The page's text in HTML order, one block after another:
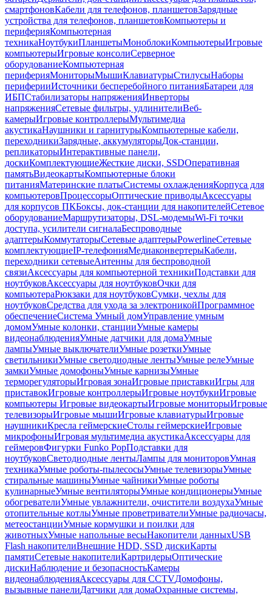
смартфоновКабели для телефонов, планшетовЗарядные
устройства для телефонов, планшетовКомпьютеры и
периферияКомпьютерная
техникаНоутбукиПланшетыМоноблокиКомпьютерыИгровые
компьютерыИгровые консолиСерверное
оборудованиеКомпьютерная
периферияМониторыМышиКлавиатурыСтилусыНаборы
периферииИсточники бесперебойного питанияБатареи для
ИБПСтабилизаторы напряженияИнверторы
напряженияСетевые фильтры, удлинителиВеб-
камерыИгровые контроллерыМультимедиа
акустикаНаушники и гарнитурыКомпьютерные кабели,
переходникиЗарядные, аккумуляторыДок-станции,
репликаторыИнтерактивные панели,
доскиКомплектующиеЖесткие диски, SSDОперативная
памятьВидеокартыКомпьютерные блоки
питанияМатеринские платыСистемы охлажденияКорпуса для
компьютеровПроцессорыОптические приводыАксессуары
для корпусов ПКБоксы, док-станции для накопителейСетевое
оборудованиеМаршрутизаторы, DSL-модемыWi-Fi точки
доступа, усилители сигналаБеспроводные
адаптерыКоммутаторыСетевые адаптерыPowerlineСетевые
комплектующиеIP-телефонияМедиаконвертерыКабели,
переходники сетевыеАнтенны для беспроводной
связиАксессуары для компьютерной техникиПодставки для
ноутбуковАксессуары для ноутбуковОчки для
компьютераРюкзаки для ноутбуковСумки, чехлы для
ноутбуковСредства для ухода за электроникойПрограммное
обеспечениеСистема Умный домУправление умным
домомУмные колонки, станцииУмные камеры
видеонаблюденияУмные датчики для домаУмные
лампыУмные выключателиУмные розеткиУмные
светильникиУмные светодиодные лентыУмные релеУмные
замкиУмные домофоныУмные карнизыУмные
терморегуляторыИгровая зонаИгровые приставкиИгры для
приставокИгровые контроллерыИгровые ноутбукиИгровые
компьютеры Игровые видеокартыИгровые мониторыИгровые
телевизорыИгровые мышиИгровые клавиатурыИгровые
наушникиКресла геймерскиеСтолы геймерскиеИгровые
микрофоныИгровая мультимедиа акустикаАксессуары для
геймеровФигурки Funko PopПодставки для
ноутбуковСветодиодные лентыЛампы для мониторовУмная
техникаУмные роботы-пылесосыУмные телевизорыУмные
стиральные машиныУмные чайникиУмные роботы
кулинарныеУмные вентиляторыУмные кондиционерыУмные
обогревателиУмные увлажнители, очистители воздухаУмные
отопительные котлыУмные проветривателиУмные радиочасы,
метеостанцииУмные кормушки и поилки для
животныхУмные напольные весыНакопители данныхUSB
Flash накопителиВнешние HDD, SSD дискиКарты
памятиСетевые накопителиКартридерыОптические
дискиНаблюдение и безопасностьКамеры
видеонаблюденияАксессуары для CCTVДомофоны,
вызывные панелиДатчики для домаОхранные системы,